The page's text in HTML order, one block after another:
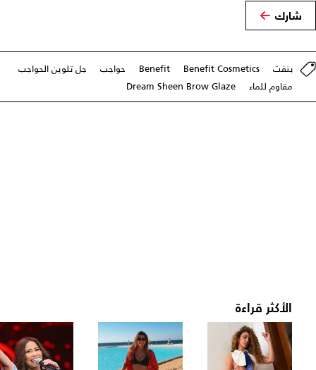
شارك
بنفت Benefit Cosmetics
Benefit حواجب
جل تلوين الحواجب
مقاوم للماء
Dream Sheen Brow Glaze
الأكثر قراءة